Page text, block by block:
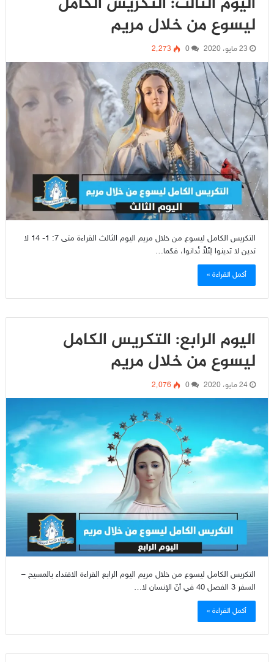
ليسوع من خلال مريم
23 مايو، 2020 0 2٬273
التكريس الكامل ليسوع من خلال مريم اليوم الثالث القراءة متى 7: 1- 14 لا
تدين لا تَدينوا لِئَلاَّ تُدانوا، فكَما…
أكمل القراءة »
اليوم الرابع: التكريس الكامل
ليسوع من خلال مريم
24 مايو، 2020 0 2٬076
التكريس الكامل ليسوع من خلال مريم اليوم الرابع القراءة الاقتداء بالمسيح –
السفر 3 الفصل 40 في أنّ الإنسان لا…
أكمل القراءة »